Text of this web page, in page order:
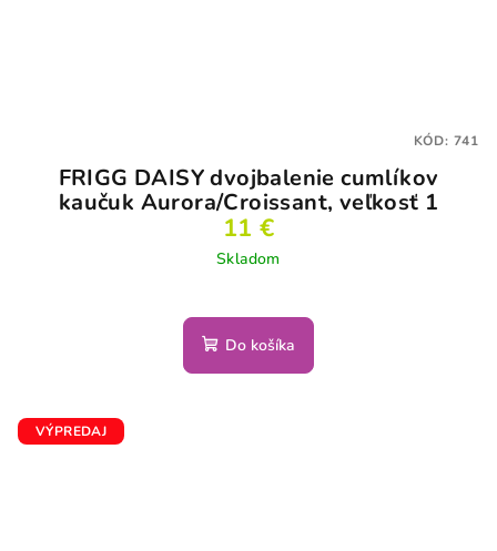
FRIGG DAISY dvojbalenie cumlíkov
kaučuk Aurora/Croissant, veľkosť 1
11 €
Skladom
Do košíka
KÓD: 741
VÝPREDAJ